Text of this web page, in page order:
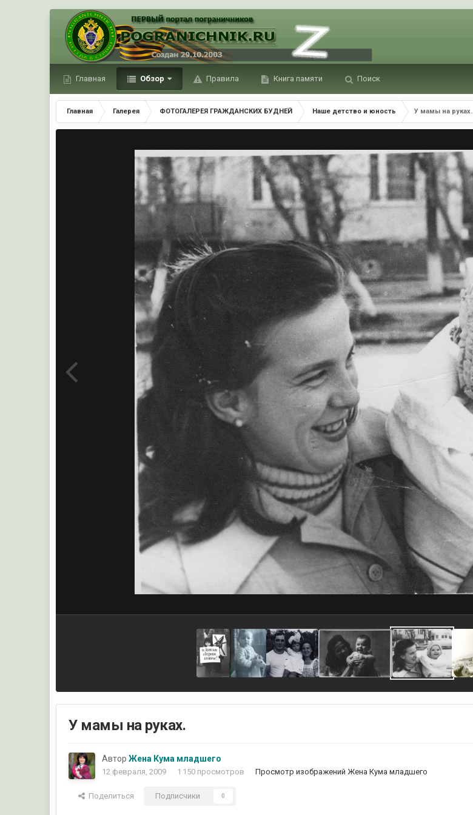
Главная Обзор Правила Книга памяти Поиск
Главная Галерея ФОТОГАЛЕРЕЯ ГРАЖДАНСКИХ БУДНЕЙ Наше детство и юность У мамы на руках.
У мамы на руках.
АвторЖена Кума младшего
12 февраля, 2009 1 150 просмотров Просмотр изображений Жена Кума младшего
Поделиться Подписчики 0